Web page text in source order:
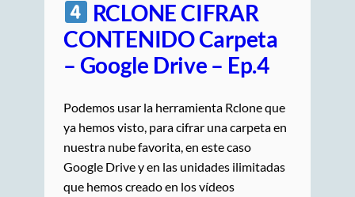
RCLONE CIFRAR
CONTENIDO Carpeta
– Google Drive – Ep.4
Podemos usar la herramienta Rclone que
ya hemos visto, para cifrar una carpeta en
nuestra nube favorita, en este caso
Google Drive y en las unidades ilimitadas
que hemos creado en los vídeos